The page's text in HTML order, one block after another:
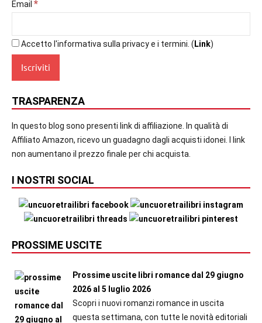
Email *
Accetto l'informativa sulla privacy e i termini. ( Link)
TRASPARENZA
In questo blog sono presenti link di affiliazione. In qualità di
Affiliato Amazon, ricevo un guadagno dagli acquisti idonei. I link
non aumentano il prezzo finale per chi acquista.
I NOSTRI SOCIAL
PROSSIME USCITE
Prossime uscite libri romance dal 29 giugno
2026 al 5 luglio 2026
Scopri i nuovi romanzi romance in uscita
questa settimana, con tutte le novità editoriali